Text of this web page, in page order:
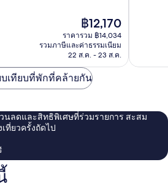
ราคา
ปัจจุบัน
คือ
฿12,170
฿12,170
ราคารวม ฿14,034
รวมภาษีและค่าธรรมเนียม
22 ส.ค. - 23 ส.ค.
บเทียบที่พักที่คล้ายกัน
นลดและสิทธิพิเศษที่ร่วมรายการ สะสม
ที่ยวครั้งถัดไป